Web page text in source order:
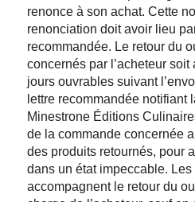
renonce à son achat. Cette
renonciation doit avoir lieu
recommandée. Le retour du
concernés par l’acheteur
jours ouvrables suivant
lettre recommandée notifiant
Minestrone Éditions
de la commande concernée
des produits retournés, pour
dans un état impeccable. Les
accompagnent le retour du